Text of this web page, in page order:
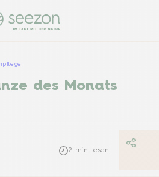
des Monats
2 min lesen